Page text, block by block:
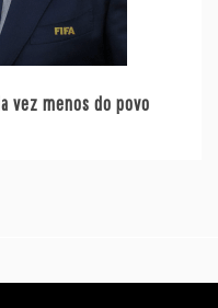
vez menos do povo